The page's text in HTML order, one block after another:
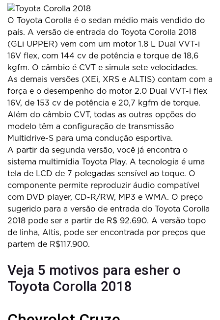
O Toyota Corolla é o sedan médio mais vendido do
país. A versão de entrada do Toyota Corolla 2018
(GLi UPPER) vem com um motor 1.8 L Dual VVT-i
16V flex, com 144 cv de potência e torque de 18,6
kgfm. O câmbio é CVT e simula sete velocidades.
As demais versões (XEi, XRS e ALTIS) contam com a
força e o desempenho do motor 2.0 Dual VVT-i flex
16V, de 153 cv de potência e 20,7 kgfm de torque.
Além do câmbio CVT, todas as outras opções do
modelo têm a configuração de transmissão
Multidrive-S para uma condução esportiva.
A partir da segunda versão, você já encontra o
sistema multimídia Toyota Play. A tecnologia é uma
tela de LCD de 7 polegadas sensível ao toque. O
componente permite reproduzir áudio compatível
com DVD player, CD-R/RW, MP3 e WMA. O preço
sugerido para a versão de entrada do Toyota Corolla
2018 pode ser a partir de R$ 92.690. A versão topo
de linha, Altis, pode ser encontrada por preços que
partem de R$117.900.
Veja 5 motivos para esher o
Toyota Corolla 2018